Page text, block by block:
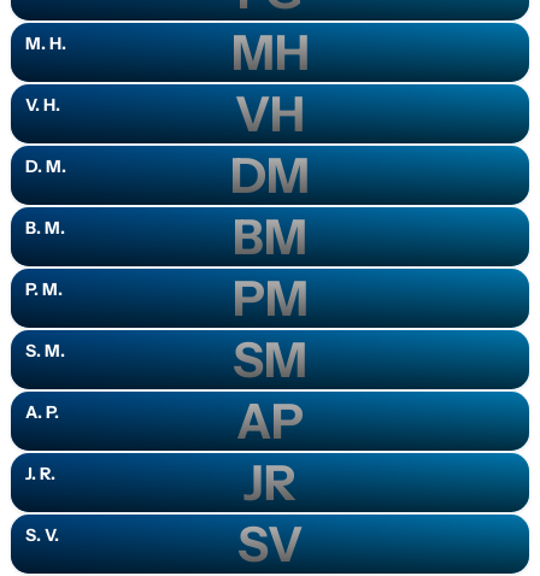
MH
M. H.
VH
V. H.
DM
D. M.
BM
B. M.
PM
P. M.
SM
S. M.
AP
A. P.
JR
J. R.
SV
S. V.